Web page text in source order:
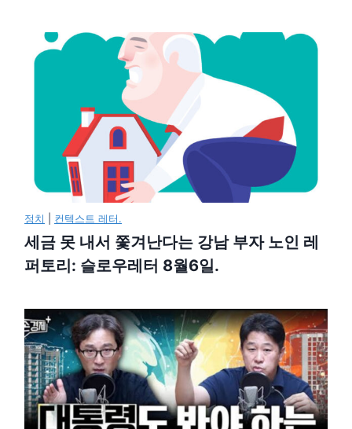
정치 컨텍스트 레터.
세금 못 내서 쫓겨난다는 강남 부자 노인 레
퍼토리: 슬로우레터 8월6일.